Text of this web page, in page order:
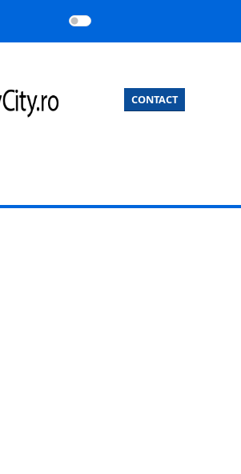
CONTACT